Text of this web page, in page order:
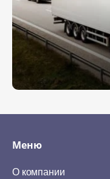
Меню
О компании